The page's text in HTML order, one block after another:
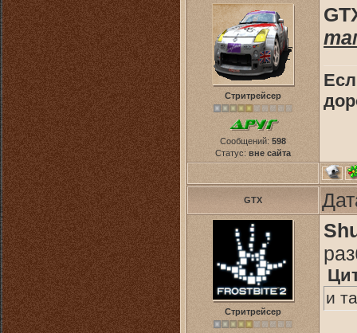
Стритрейсер
Сообщений: 598
Статус: вне сайта
GTX
Стритрейсер
и